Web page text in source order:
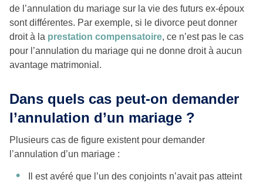
de l’annulation du mariage sur la vie des futurs ex-époux
sont différentes. Par exemple, si le divorce peut donner
droit à la prestation compensatoire, ce n’est pas le cas
pour l’annulation du mariage qui ne donne droit à aucun
avantage matrimonial.
Dans quels cas peut-on demander
l’annulation d’un mariage ?
Plusieurs cas de figure existent pour demander
l’annulation d’un mariage :
Il est avéré que l’un des conjoints n’avait pas atteint